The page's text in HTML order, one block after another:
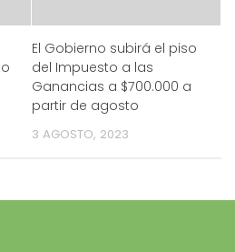
El Gobierno subirá el piso
del Impuesto a las
Ganancias a $700.000 a
partir de agosto
3 AGOSTO, 2023